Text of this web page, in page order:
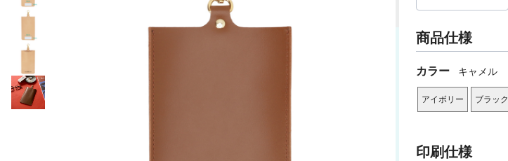
商品仕様
カラー キャメル
アイボリー ブラック
印刷仕様